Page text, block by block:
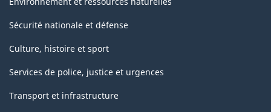
Sécurité nationale et défense
Culture, histoire et sport
Services de police, justice et urgences
Transport et infrastructure